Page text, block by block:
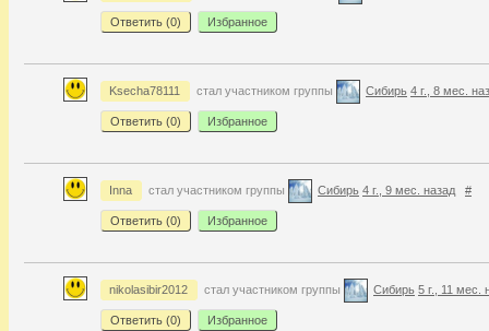
Ответить (0) Избранное
Ksecha78111 стал участником группы Сибирь 4 г., 8 мес.
Ответить (0) Избранное
Inna стал участником группы Сибирь 4 г., 9 мес. назад #
Ответить (0) Избранное
nikolasibir2012 стал участником группы Сибирь 5 г., 11 мес.
Ответить (0) Избранное